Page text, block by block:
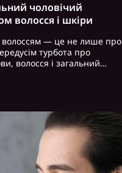
чоловічий
волосся і шкіри
волоссям — це не лише про
турбота про
волосся і загальний
і правильно